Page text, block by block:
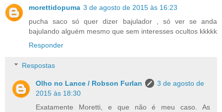
morettidopuma 3 de agosto de 2015 às 16:23
pucha saco só quer dizer bajulador , só ver se anda
bajulando alguém mesmo que sem interesses ocultos kkkkk
Responder
Respostas
Olho no Lance / Robson Furlan
3 de agosto de
2015 às 18:30
Exatamente Moretti, e que não é meu caso. As